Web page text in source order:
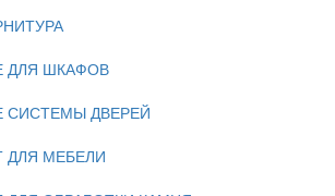
ДЛЯ ШКАФОВ
СИСТЕМЫ ДВЕРЕЙ
ДЛЯ МЕБЕЛИ